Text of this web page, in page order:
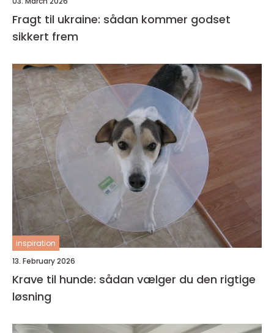
Fragt til ukraine: sådan kommer godset
sikkert frem
inspiration
13. February 2026
Krave til hunde: sådan vælger du den rigtige
løsning